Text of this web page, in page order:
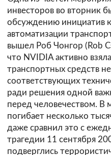
инвесторов во вторник
обсуждению инициатив
автоматизации
вышел Роб Чонгор (Rob
что NVIDIA активно
транспортных средств
соответствующих
ради решения одной
перед человечеством. В
погибает несколько
даже сравнил это с
трагедии 11 сентября
подверглись